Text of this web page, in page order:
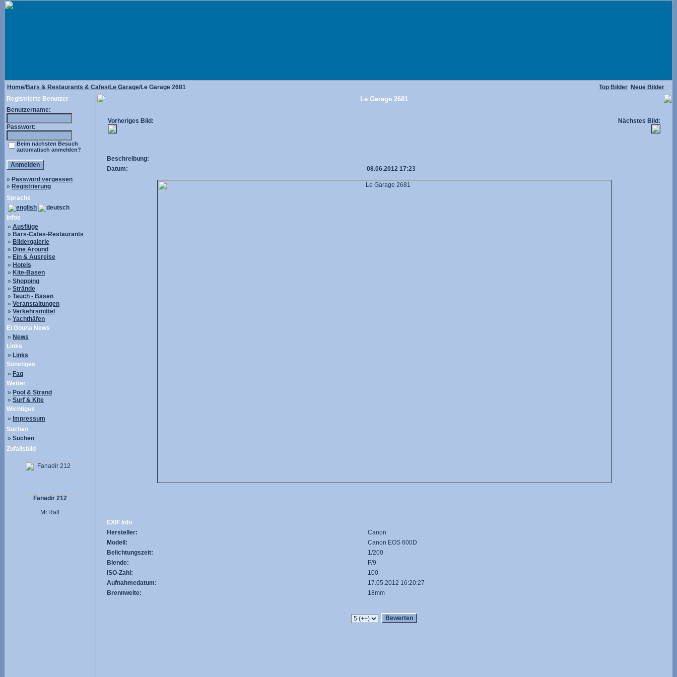
Home/Bars & Restaurants & Cafes/Le Garage/Le Garage 2681 Top Bilder Neue Bilder
Registrierte Benutzer
Benutzername:
Passwort:
Beim nächsten Besuch
automatisch anmelden?
» Password vergessen
» Registrierung
Sprache
Infos
» Ausflüge
» Bars-Cafes-Restaurants
» Bildergalerie
» Dine Around
» Ein & Ausreise
» Hotels
» Kite-Basen
» Shopping
» Strände
» Tauch - Basen
» Veranstaltungen
» Verkehrsmittel
» Yachthäfen
El Gouna News
» News
Links
» Links
Sonstiges
» Faq
Wetter
» Pool & Strand
» Surf & Kite
Wichtiges
» Impressum
Suchen
» Suchen
Zufallsbild
Fanadir 212
Mr.Ralf
Le Garage 2681
Vorheriges Bild: Nächstes Bild:
Beschreibung:
Datum:
08.06.2012 17:23
EXIF Info
Hersteller:
Canon
Modell:
Canon EOS 600D
Belichtungszeit:
1/200
Blende:
F/9
ISO-Zahl:
100
Aufnahmedatum:
17.05.2012 16:20:27
Brennweite:
18mm